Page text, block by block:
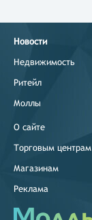
Новости
Недвижимость
Ритейл
Моллы
О сайте
Торговым центрам
Магазинам
Реклама